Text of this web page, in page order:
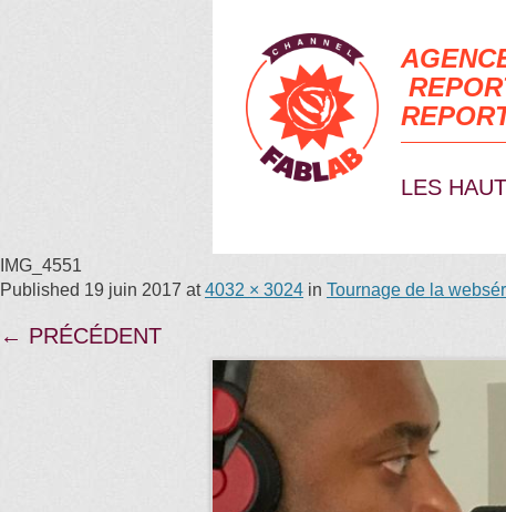
LES
IMG_4551
Published 19 juin 2017 at4032 × 3024 in Tournage de la
← PRÉCÉDENT